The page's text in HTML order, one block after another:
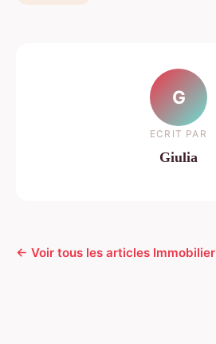
G
ECRIT PAR
Giulia
← Voir tous les articles Immobilier